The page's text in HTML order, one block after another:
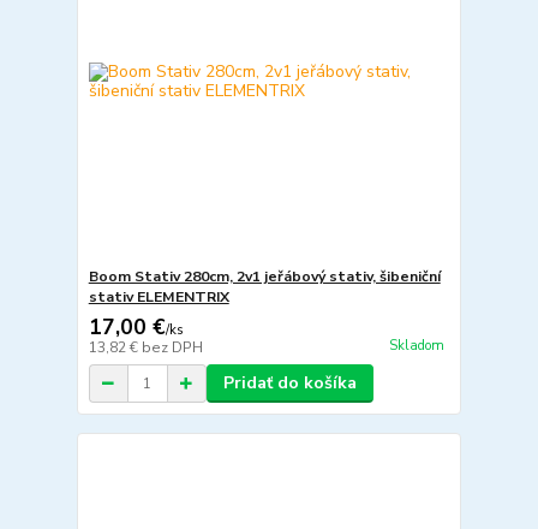
Boom Stativ 280cm, 2v1 jeřábový stativ, šibeniční
stativ ELEMENTRIX
17,00 €/ks
13,82 € bez DPH Skladom
Pridať do košíka